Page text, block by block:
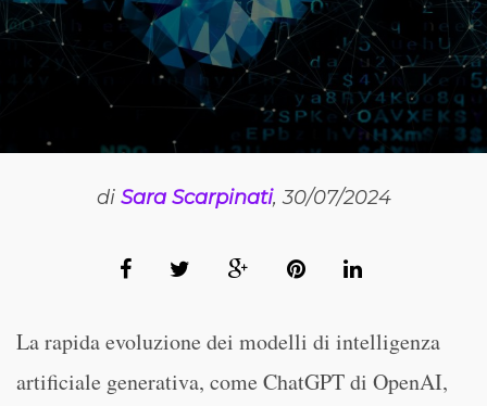
di Sara Scarpinati, 30/07/2024
La rapida evoluzione dei modelli di intelligenza
artificiale generativa, come ChatGPT di OpenAI,